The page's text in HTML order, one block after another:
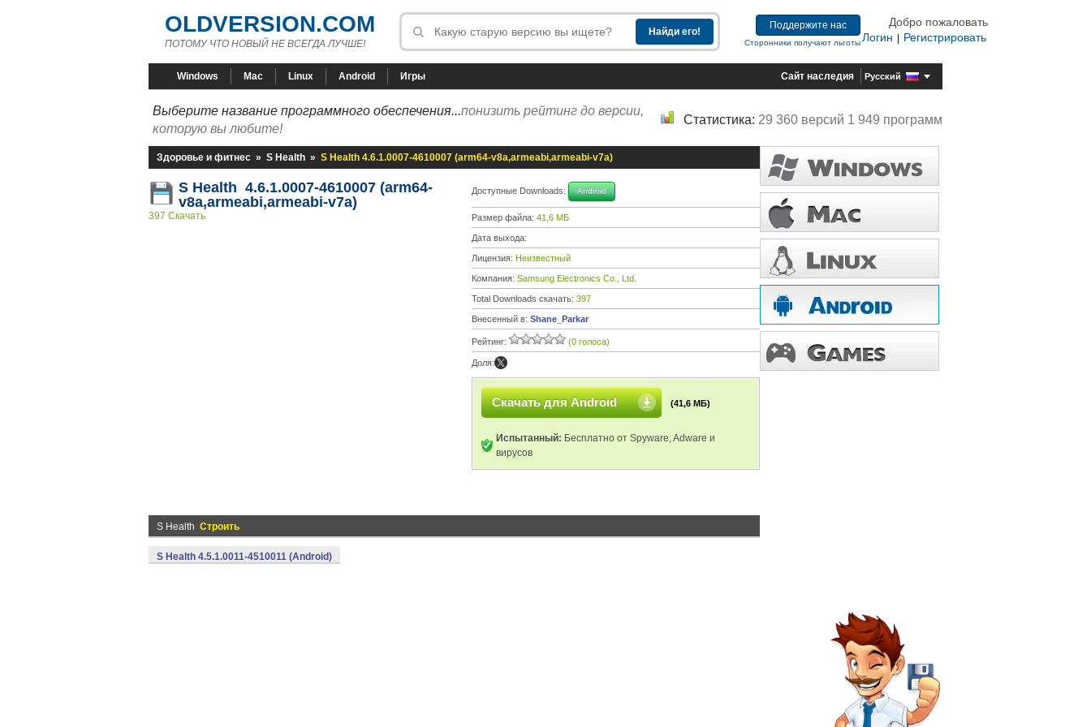
OLDVERSION.COM
ПОТОМУ ЧТО НОВЫЙ НЕ ВСЕГДА ЛУЧШЕ!
Поддержите нас
Сторонники получают льготы
Добро пожаловать
Логин
Регистрировать
Windows Mac Linux Android Игры Сайт наследия Русский
Выберите название программного обеспечения...понизить рейтинг до версии,
которую вы любите!
Статистика: 29 360 версий 1 949 программ
Здоровье и фитнес » S Health » S Health 4.6.1.0007-4610007 (arm64-v8a,armeabi,armeabi-v7a)
S Health 4.6.1.0007-4610007 (arm64-
v8a,armeabi,armeabi-v7a)
397 Скачать
Доступные Downloads: Android
Размер файла: 41,6 МБ
Дата выхода:
Лицензия: Неизвестный
Компания: Samsung Electronics Co., Ltd.
Total Downloads скачать: 397
Внесенный в: Shane_Parkar
Рейтинг: (0 голоса)
Доля:
Скачать для Android (41,6 МБ)
Испытанный: Бесплатно от Spyware, Adware и
вирусов
S Health Строить
S Health 4.5.1.0011-4510011 (Android)